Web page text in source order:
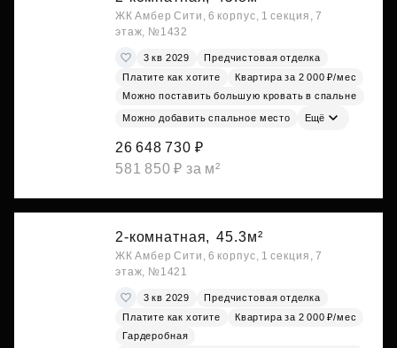
ЖК Амбер Сити, 6 корпус, 1 секция, 7
этаж, №1432
3 кв 2029
Предчистовая отделка
Платите как хотите
Квартира за 2 000 ₽/мес
Можно поставить большую кровать в спальне
Можно добавить спальное место Ещё
26 648 730 ₽
581 850 ₽ за м²
2-комнатная, 45.3м²
ЖК Амбер Сити, 6 корпус, 1 секция, 7
этаж, №1421
3 кв 2029
Предчистовая отделка
Платите как хотите
Квартира за 2 000 ₽/мес
Гардеробная